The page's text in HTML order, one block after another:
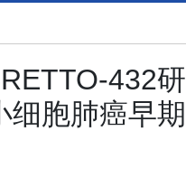
432
细胞肺癌早